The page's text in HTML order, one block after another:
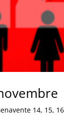
14, 15,